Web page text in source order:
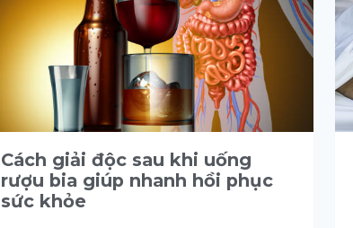
THỂ
ĐỠ
MỆT
MỎI?
Cách giải độc sau khi uống
rượu bia giúp nhanh hồi phục
sức khỏe